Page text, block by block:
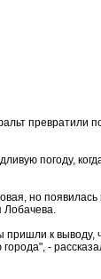
превратили
погоду,
но
Лобачева.
пришли к
-